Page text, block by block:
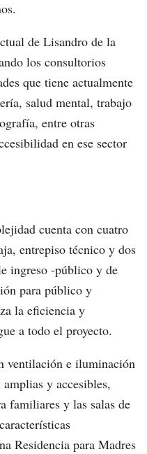
de Lisandro de la
los consultorios
que tiene actualmente
salud mental, trabajo
entre otras
en ese sector
cuenta con cuatro
entrepiso técnico y dos
ingreso -público y de
para público y
la eficiencia y
a todo el proyecto.
ventilación e iluminación
y accesibles,
familiares y las salas de
Residencia para Madres